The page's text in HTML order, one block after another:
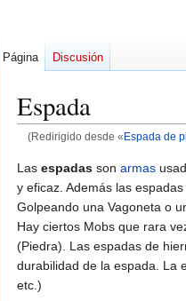
Espada
(Redirigido desde « Espada de
Ir
a
la
navegación
Ir
a
la
búsqueda
Las espadas son armas
y eficaz. Además las
Golpeando una Vagoneta o
Hay ciertos Mobs que rara
(Piedra). Las espadas de
durabilidad de la espada. La
etc.)
Página Discusión